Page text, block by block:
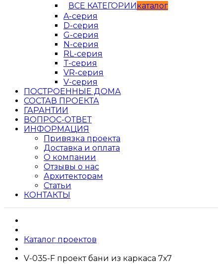
ВСЕ КАТЕГОРИИкaтaлог
A-серия
D-серия
G-серия
N-серия
RL-серия
T-серия
VR-серия
V-серия
ПОСТРОЕННЫЕ ДОМА
СОСТАВ ПРОЕКТА
ГАРАНТИИ
ВОПРОС-ОТВЕТ
ИНФОРМАЦИЯ
Привязка проекта
Доставка и оплата
О компании
Отзывы о нас
Архитекторам
Статьи
КОНТАКТЫ
Каталог проектов
V-035-F проект бани из каркаса 7х7